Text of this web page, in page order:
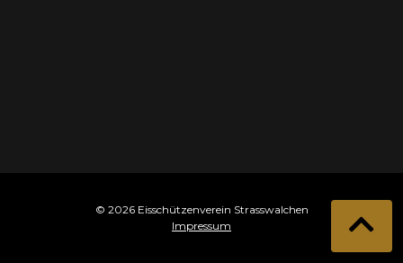
© 2026 Eisschützenverein Strasswalchen
Impressum